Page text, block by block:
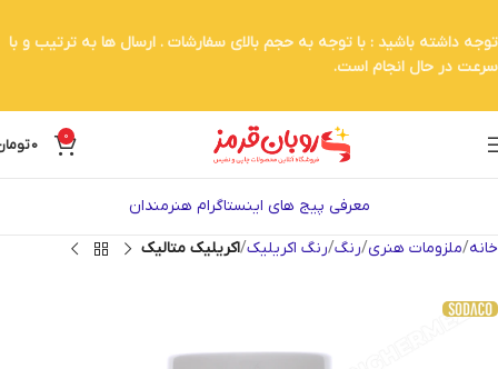
0
0
معرفی پیج های اینستاگرام هنرمندان
خانه ملزومات هنری رنگ رنگ اکریلیک اکریلیک متالیک
توجه داشته باشید : با توجه به حجم بالای سفارشات . ارسال ها به ترتیب و با
سرعت در حال انجام است.